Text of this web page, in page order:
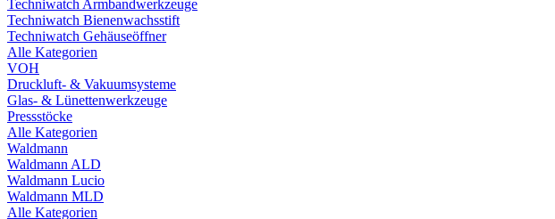
Techniwatch Armbandwerkzeuge
Techniwatch Bienenwachsstift
Techniwatch Gehäuseöffner
Alle Kategorien
VOH
Druckluft- & Vakuumsysteme
Glas- & Lünettenwerkzeuge
Pressstöcke
Alle Kategorien
Waldmann
Waldmann ALD
Waldmann Lucio
Waldmann MLD
Alle Kategorien